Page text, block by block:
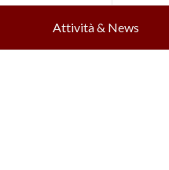
Attività & News